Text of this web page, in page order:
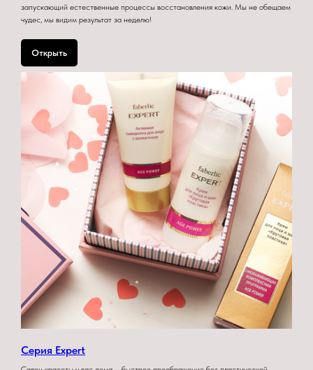
запускающий естественные процессы восстановления кожи. Мы не обещаем
чудес, мы видим результат за неделю!
Открыть
Серия Expert